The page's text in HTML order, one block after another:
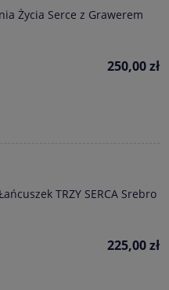
Życia Serce z Grawerem
250,00 zł
TRZY SERCA Srebro
225,00 zł